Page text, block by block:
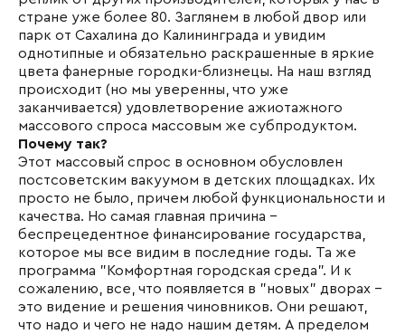
стране уже более 80. Заглянем в любой двор или
парк от Сахалина до Калининграда и увидим
однотипные и обязательно раскрашенные в яркие
цвета фанерные городки-близнецы. На наш взгляд
происходит (но мы уверенны, что уже
заканчивается) удовлетворение ажиотажного
массового спроса массовым же субпродуктом.
Почему так?
Этот массовый спрос в основном обусловлен
постсоветским вакуумом в детских площадках. Их
просто не было, причем любой функциональности и
качества. Но самая главная причина -
беспрецедентное финансирование государства,
которое мы все видим в последние годы. Та же
программа "Комфортная городская среда". И к
сожалению, все, что появляется в "новых" дворах -
это видение и решения чиновников. Они решают,
что надо и чего не надо нашим детям. А пределом